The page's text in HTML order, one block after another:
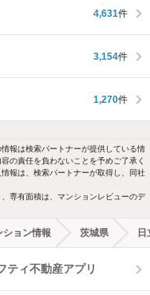
4,631件
3,154件
1,270件
報は検索パートナーが提供している情
の責任を負わないことを予めご了承く
報は、検索パートナーが取得し、同社
専有面積は、マンションレビューのデ
ション情報 茨城県
ティ不動産アプリ